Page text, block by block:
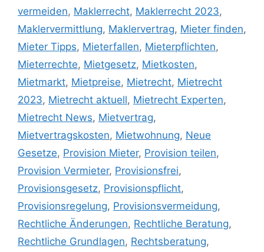
vermeiden, Maklerrecht, Maklerrecht 2023,
Maklervermittlung, Maklervertrag, Mieter finden,
Mieter Tipps, Mieterfallen, Mieterpflichten,
Mieterrechte, Mietgesetz, Mietkosten,
Mietmarkt, Mietpreise, Mietrecht, Mietrecht
2023, Mietrecht aktuell, Mietrecht Experten,
Mietrecht News, Mietvertrag,
Mietvertragskosten, Mietwohnung, Neue
Gesetze, Provision Mieter, Provision teilen,
Provision Vermieter, Provisionsfrei,
Provisionsgesetz, Provisionspflicht,
Provisionsregelung, Provisionsvermeidung,
Rechtliche Änderungen, Rechtliche Beratung,
Rechtliche Grundlagen, Rechtsberatung,